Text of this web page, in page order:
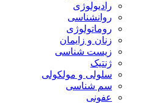
رادیولوژی
روانشناسی
روماتولوژی
زنان و زایمان
زیست شناسی
ژنتیک
سلولی و مولکولی
سم شناسی
عفونی